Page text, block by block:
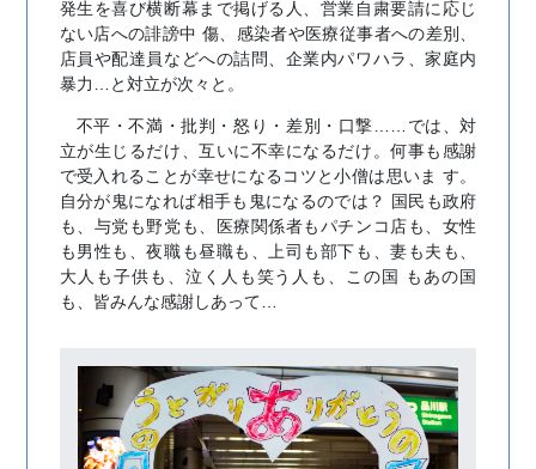
発生を喜び横断幕まで掲げる人、営業自粛要請に応じ
ない店への誹謗中 傷、感染者や医療従事者への差別、
店員や配達員などへの詰問、企業内パワハラ、家庭内
暴力…と対立が次々と。
不平・不満・批判・怒り・差別・口撃……では、対
立が生じるだけ、互いに不幸になるだけ。何事も感謝
で受入れることが幸せになるコツと小僧は思いま す。
自分が鬼になれば相手も鬼になるのでは？ 国民も政府
も、与党も野党も、医療関係者もパチンコ店も、女性
も男性も、夜職も昼職も、上司も部下も、妻も夫も、
大人も子供も、泣く人も笑う人も、この国 もあの国
も、皆みんな感謝しあって…